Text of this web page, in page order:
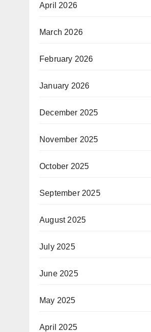
April 2026
March 2026
February 2026
January 2026
December 2025
November 2025
October 2025
September 2025
August 2025
July 2025
June 2025
May 2025
April 2025